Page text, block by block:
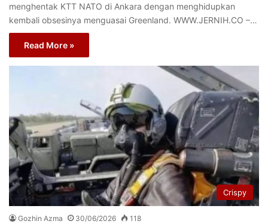
menghentak KTT NATO di Ankara dengan menghidupkan
kembali obsesinya menguasai Greenland. WWW.JERNIH.CO –…
Read More »
Crispy
Gozhin Azma 30/06/2026 118